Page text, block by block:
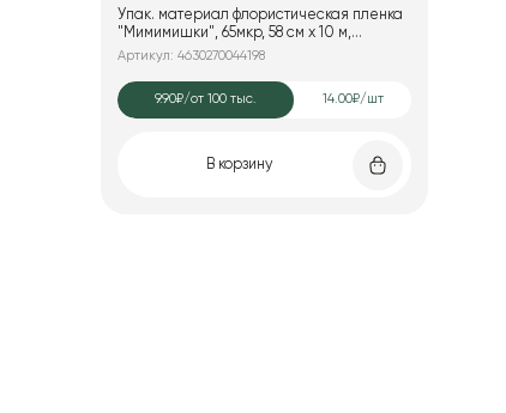
Упак. материал флористическая пленка
"Мимимишки", 65мкр, 58 см х 10 м,
сиреневый
Артикул: 4630270044198
9.90₽/от 100 тыс. 14.00₽/шт
В корзину